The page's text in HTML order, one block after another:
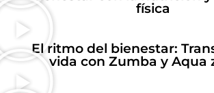
física
El ritmo del bienestar:
vida con Zumba y Aqua